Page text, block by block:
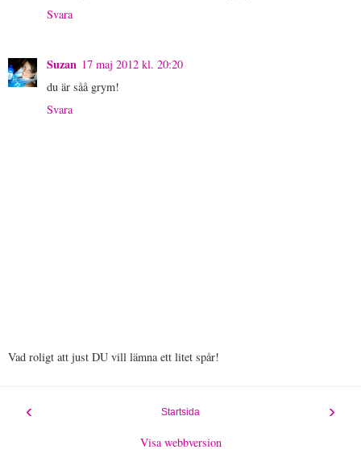
Svara
Suzan 17 maj 2012 kl. 20:20
du är såå grym!
Svara
Vad roligt att just DU vill lämna ett litet spår!
‹ ›
Startsida
Visa webbversion